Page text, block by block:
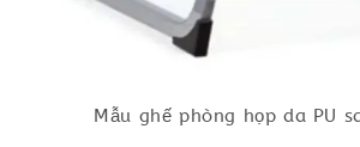
Mẫu ghế phòng họp da PU